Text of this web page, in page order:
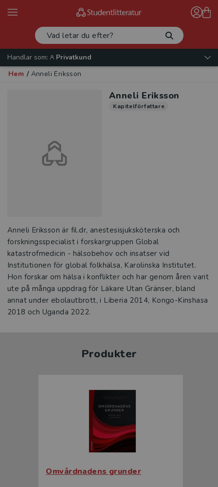
Handlar som:
Privatkund
Hem / Anneli Eriksson
Anneli Eriksson
Kapitelförfattare
Anneli Eriksson är fil.dr, anestesisjuksköterska och
forskningsspecialist i forskargruppen Global
katastrofmedicin - hälsobehov och insatser vid
Institutionen för global folkhälsa, Karolinska Institutet.
Hon forskar om hälsa i konflikter och har genom åren varit
ute på många uppdrag för Läkare Utan Gränser, bland
annat under ebolautbrott, i Liberia 2014, Kongo-Kinshasa
2018 och Uganda 2022.
Produkter
Omvårdnadens grunder